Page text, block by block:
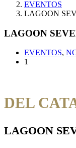
EVENTOS
LAGOON
LAGOON
EVENTOS,
1
DEL
LAGOON